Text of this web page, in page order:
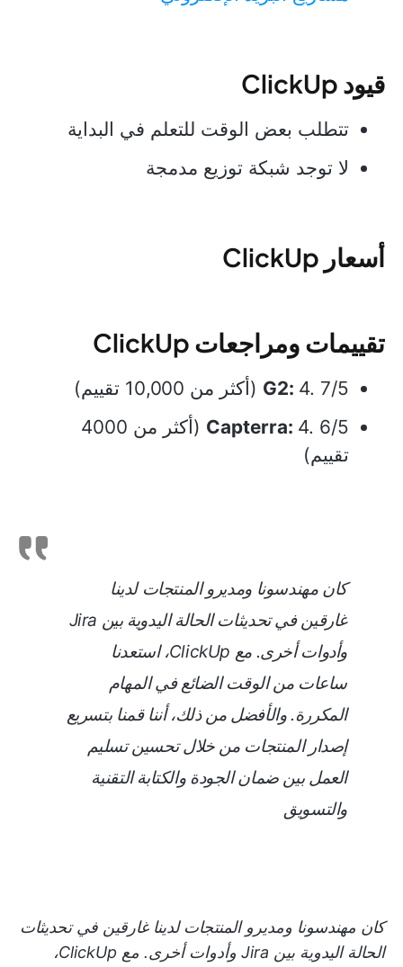
قيود ClickUp
تتطلب بعض الوقت للتعلم في البداية
لا توجد شبكة توزيع مدمجة
أسعار ClickUp
تقييمات ومراجعات ClickUp
G2: 4. 7/5 (أكثر من 10,000 تقييم)
Capterra:
4. 6/5 (أكثر من 4000
تقييم)
كان مهندسونا ومديرو المنتجات لدينا
غارقين في تحديثات الحالة اليدوية بين Jira
وأدوات أخرى. مع ClickUp، استعدنا
ساعات من الوقت الضائع في المهام
المكررة. والأفضل من ذلك، أننا قمنا بتسريع
إصدار المنتجات من خلال تحسين تسليم
العمل بين ضمان الجودة والكتابة التقنية
والتسويق
كان مهندسونا ومديرو المنتجات لدينا غارقين في تحديثات
الحالة اليدوية بين Jira وأدوات أخرى. مع ClickUp،